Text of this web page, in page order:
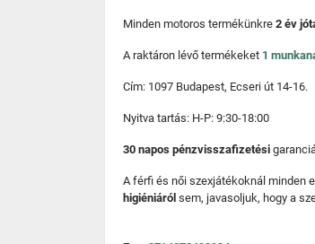
Minden motoros termékünkre 2 év
A raktáron lévő termékeket 1
Cím: 1097 Budapest, Ecseri út 14-16.
Nyitva tartás: H-P: 9:30-18:00
30 napos pénzvisszafizetési
A férfi és női szexjátékoknál minden
higiéniáról sem, javasoljuk, hogy a